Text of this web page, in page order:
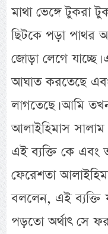
মাথা ভেঙ্গে টুকরা
ছিটকে পড়া পাথর
জোড়া লেগে
আঘাত করতেছে
লাগতেছে। আমি
আলাইহিমাস
এই ব্যক্তি কে এবং
ফেরেশতা
বললেন, এই
পড়তো অর্থাৎ সে